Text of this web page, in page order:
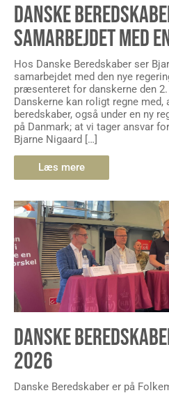
DANSKE
SAMARBEJDET MED
Hos Danske Beredskaber ser
samarbejdet med den nye
præsenteret for danskerne den
Danskerne kan roligt regne med,
beredskaber, også under en ny
på Danmark; at vi tager ansvar
Bjarne Nigaard […]
Læs mere
DANSKE
2026
Danske Beredskaber er på